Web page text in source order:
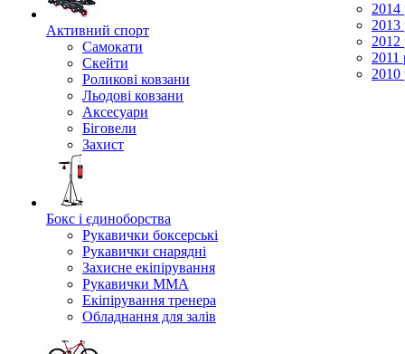
Активний спорт
Самокати
Скейти
Роликові ковзани
Льодові ковзани
Аксесуари
Біговели
Захист
Бокс і єдиноборства
Рукавички боксерські
Рукавички снарядні
Захисне екіпірування
Рукавички ММА
Екіпірування тренера
Обладнання для залів
2014
2013
2012
2011
2010